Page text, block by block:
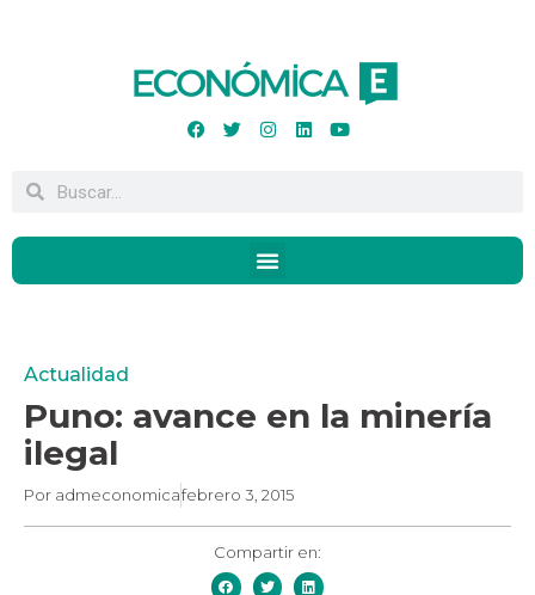
Actualidad
Puno: avance en la minería
ilegal
Por admeconomicafebrero 3, 2015
Compartir en: